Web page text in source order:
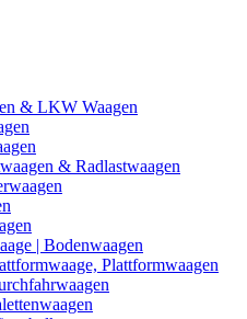
& LKW Waagen
& Radlastwaagen
| Bodenwaagen
Plattformwaagen